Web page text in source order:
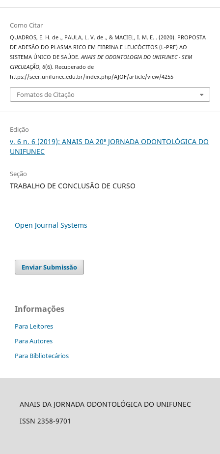
Como Citar
QUADROS, E. H. de ., PAULA, L. V. de ., & MACIEL, I. M. E. . (2020). PROPOSTA
DE ADESÃO DO PLASMA RICO EM FIBRINA E LEUCÓCITOS (L-PRF) AO
SISTEMA ÚNICO DE SAÚDE.ANAIS DE ODONTOLOGIA DO UNIFUNEC - SEM
CIRCULAÇÃO, 6(6). Recuperado de
https://seer.unifunec.edu.br/index.php/AJOF/article/view/4255
Fomatos de Citação
Edição
v. 6 n. 6 (2019): ANAIS DA 20ª JORNADA ODONTOLÓGICA DO
UNIFUNEC
Seção
TRABALHO DE CONCLUSÃO DE CURSO
Open Journal Systems
Enviar Submissão
Informações
Para Leitores
Para Autores
Para Bibliotecários
ANAIS DA JORNADA ODONTOLÓGICA DO UNIFUNEC
ISSN 2358-9701